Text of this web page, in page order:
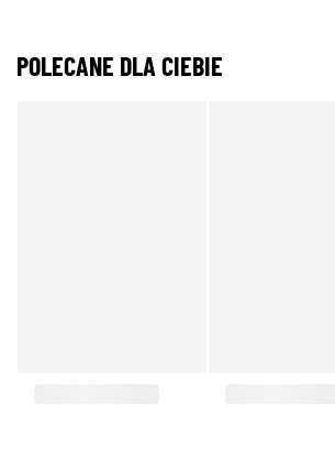
POLECANE DLA CIEBIE